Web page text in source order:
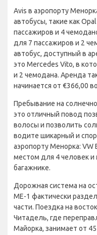
Avis в аэропорту
автобусы, такие как
пассажиров и 4
для 7 пассажиров и 2
автобус, доступный в
это Mercedes Vito, в
и 2 чемодана. Аренда
начинается от €366,00
Пребывание на
это отличный повод
волосы и позволить
водите шикарный и
аэропорту Менорка:
местом для 4 человек
багажнике.
Дорожная система на
ME-1 фактически
части. Поездка на
Читадель, где
Майорка, занимает от